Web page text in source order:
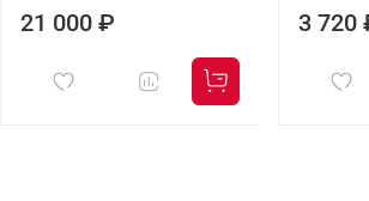
21 000 ₽ 3 720